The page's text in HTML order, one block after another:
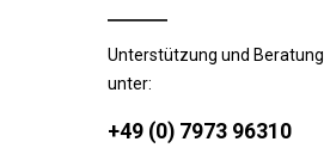
Unterstützung und Beratung
unter:
+49 (0) 7973 96310